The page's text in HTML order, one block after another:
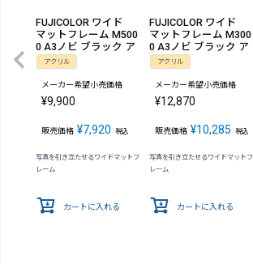
FUJICOLOR ワイド
マットフレーム M500
0 A3ノビ ブラック ア
クリル
アクリル
メーカー希望小売価格
¥9,900
販売価格 ¥7,920 税込
写真を引き立たせるワイドマットフ
レーム
カートに入れる
FUJICOLOR ワイド
マットフレーム M300
0 A3ノビ ブラック ア
クリル
アクリル
メーカー希望小売価格
¥12,870
販売価格 ¥10,285 税込
写真を引き立たせるワイドマットフ
レーム
カートに入れる